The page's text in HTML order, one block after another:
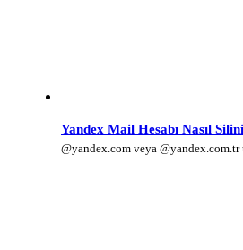
Yandex Mail Hesabı Nasıl
@yandex.com veya